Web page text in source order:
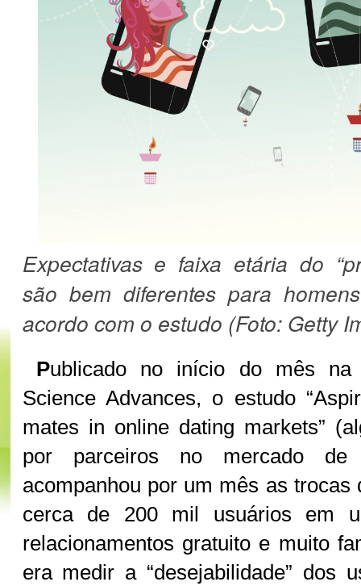
Expectativas e faixa etária do
são bem diferentes para
acordo com o estudo (Foto: Getty
Publicado no início do mês na
Science Advances, o estudo
mates in online dating markets”
por parceiros no mercado de
acompanhou por um mês as trocas
cerca de 200 mil usuários em
relacionamentos gratuito e muito
era medir a “desejabilidade” dos